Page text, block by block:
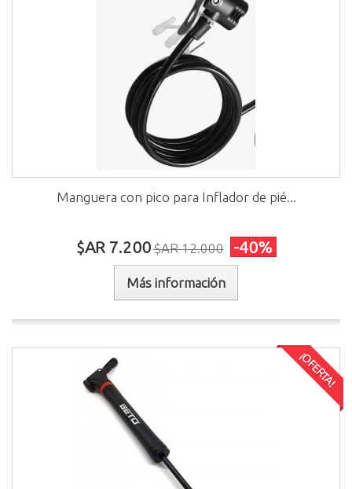
Manguera con pico para Inflador de pié...
$AR 7.200$AR 12.000 -40%
Más información
¡OFERTA!